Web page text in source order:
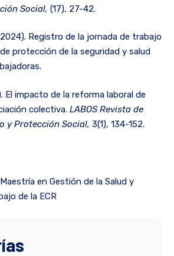
Social, (17), 27-42.
Registro de la jornada de trabajo
protección de la seguridad y salud
El impacto de la reforma laboral de
colectiva. LABOS Revista de
y Protección Social, 3(1), 134-152.
en Gestión de la Salud y
de la ECR